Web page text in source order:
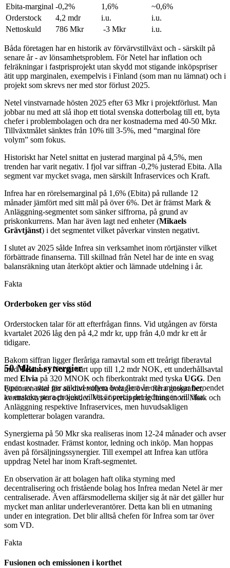
Ebita-marginal -0,2% 1,6%
~0,6%
Orderstock
4,2 mdr i.u.
i.u.
Nettoskuld
786 Mkr -3 Mkr i.u.
Båda företagen har en historik av förvärvstillväxt och - särskilt på
senare år - av lönsamhetsproblem. För Netel har inflation och
felräkningar i fastprisprojekt utan skydd mot stigande inköpspriser
ätit upp marginalen, exempelvis i Finland (som man nu lämnat) och i
projekt som skrevs ner med stor förlust 2025.
Netel vinstvarnade hösten 2025 efter 63 Mkr i projektförlust. Man
jobbar nu med att slå ihop ett tiotal svenska dotterbolag till ett, byta
chefer i problembolagen och dra ner kostnaderna med 40-50 Mkr.
Tillväxtmålet sänktes från 10% till 3-5%, med “marginal före
volym” som fokus.
Historiskt har Netel snittat en justerad marginal på 4,5%, men
trenden har varit negativ. I fjol var siffran -0,2% justerad Ebita. Alla
segment var mycket svaga, men särskilt Infraservices och Kraft.
Infrea har en rörelsemarginal på 1,6% (Ebita) på rullande 12
månader jämfört med sitt mål på över 6%. Det är främst Mark &
Anläggning-segmentet som sänker siffrorna, på grund av
priskonkurrens. Man har även lagt ned enheter (Mikaels
Grävtjänst) i det segmentet vilket påverkar vinsten negativt.
I slutet av 2025 sålde Infrea sin verksamhet inom rörtjänster vilket
förbättrade finanserna. Till skillnad från Netel har de inte en svag
balansräkning utan återköpt aktier och lämnade utdelning i år.
Fakta
Orderboken ger viss stöd
Orderstocken talar för att efterfrågan finns. Vid utgången av första
kvartalet 2026 låg den på 4,2 mdr kr, upp från 4,0 mdr kr ett år
tidigare.
Bakom siffran ligger fleråriga ramavtal som ett treårigt fiberavtal
medTelenori Norge värt upp till 1,2 mdr NOK, ett underhållsavtal
med Elvia på 320 MNOK och fiberkontrakt med tyska UGG. Den
typen av avtal ger säkrad volym över flera år och minskar beroendet
av enstaka stora projekt, vilket är precis det ledningen vill öka.
50 Mkr i synergier
Fusionen sker för att diversifiera bolaget över flera geografier,
kontraktstyper och kunder. Viss överlappning finns inom Mark och
Anläggning respektive Infraservices, men huvudsakligen
kompletterar bolagen varandra.
Synergierna på 50 Mkr ska realiseras inom 12-24 månader och avser
endast kostnader. Främst kontor, ledning och inköp. Man hoppas
även på försäljningssynergier. Till exempel att Infrea kan utföra
uppdrag Netel har inom Kraft-segmentet.
En observation är att bolagen haft olika styrning med
decentralisering och fristående bolag hos Infrea medan Netel är mer
centraliserade. Även affärsmodellerna skiljer sig åt när det gäller hur
mycket man anlitar underleverantörer. Detta kan bli en utmaning
under en integration. Det blir alltså chefen för Infrea som tar över
som VD.
Fakta
Fusionen och emissionen i korthet